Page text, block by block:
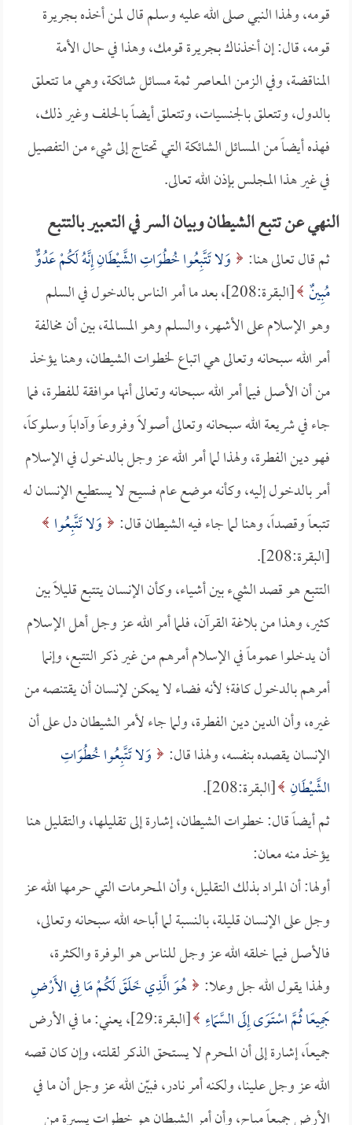
قومه، ولهذا النبي صلى الله عليه وسلم قال لمن أخذه بجريرة
قومه، قال: إن أخذناك بجريرة قومك، وهذا في حال الأمة
المناقضة، وفي الزمن المعاصر ثمة مسائل شائكة، وهي ما تتعلق
بالدول، وتتعلق بالجنسيات، وتتعلق أيضاً بالحلف وغير ذلك،
فهذه أيضاً من المسائل الشائكة التي تحتاج إلى شيء من التفصيل
في غير هذا المجلس بإذن الله تعالى.
النهي عن تتبع الشيطان وبيان السر في التعبير بالتتبع
ثم قال تعالى هنا:
وَلا تَتَّبِعُوا خُطُوَاتِ الشَّيْطَانِ إِنَّهُ لَكُمْ عَدُوٌّ
مُبِينٌ
[البقرة:208]، بعد ما أمر الناس بالدخول في السلم
وهو الإسلام على الأشهر، والسلم وهو المسالمة، بين أن مخالفة
أمر الله سبحانه وتعالى هي اتباع لخطوات الشيطان، وهنا يؤخذ
من أن الأصل فيما أمر الله سبحانه وتعالى أنها موافقة للفطرة، فما
جاء في شريعة الله سبحانه وتعالى أصولاً وفروعاً وآداباً وسلوكاً،
فهو دين الفطرة، ولهذا لما أمر الله عز وجل بالدخول في الإسلام
أمر بالدخول إليه، وكأنه موضع عام فسيح لا يستطيع الإنسان له
تتبعاً وقصداً، وهنا لما جاء فيه الشيطان قال:
وَلا تَتَّبِعُوا
[البقرة:208].
التتبع هو قصد الشيء بين أشياء، وكأن الإنسان يتتبع قليلاً بين
كثير، وهذا من بلاغة القرآن، فلما أمر الله عز وجل أهل الإسلام
أن يدخلوا عموماً في الإسلام أمرهم من غير ذكر التتبع، وإنما
أمرهم بالدخول كافة؛ لأنه فضاء لا يمكن لإنسان أن يقتنصه من
غيره، وأن الدين دين الفطرة، ولما جاء لأمر الشيطان دل على أن
الإنسان يقصده بنفسه، ولهذا قال:
وَلا تَتَّبِعُوا خُطُوَاتِ
الشَّيْطَانِ [البقرة:208].
ثم أيضاً قال: خطوات الشيطان، إشارة إلى تقليلها، والتقليل هنا
يؤخذ منه معان:
أولها: أن المراد بذلك التقليل، وأن المحرمات التي حرمها الله عز
وجل على الإنسان قليلة، بالنسبة لما أباحه الله سبحانه وتعالى،
فالأصل فيما خلقه الله عز وجل للناس هو الوفرة والكثرة،
ولهذا يقول الله جل وعلا: هُوَ الَّذِي خَلَقَ لَكُمْ مَا فِي الأَرْضِ
جَمِيعًا ثُمَّ اسْتَوَى إِلَى السَّمَاءِ
[البقرة:29]، يعني: ما في الأرض
جميعاً، إشارة إلى أن المحرم لا يستحق الذكر لقلته، وإن كان قصه
الله عز وجل علينا، ولكنه أمر نادر، فبيّن الله عز وجل أن ما في